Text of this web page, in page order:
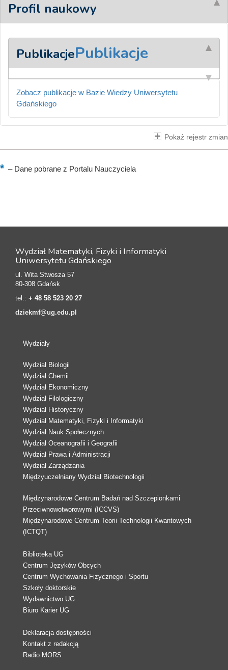
Profil naukowy
PublikacjePublikacje
Zobacz publikacje w Bazie Wiedzy Uniwersytetu
Gdańskiego
Pokaż rejestr zmian
–Dane pobrane z Portalu Nauczyciela
Wydział Matematyki, Fizyki i Informatyki
Uniwersytetu Gdańskiego
ul. Wita Stwosza 57
80-308 Gdańsk
tel.: + 48 58 523 20 27
dziekmf@ug.edu.pl
Wydziały
Wydział Biologii
Wydział Chemii
Wydział Ekonomiczny
Wydział Filologiczny
Wydział Historyczny
Wydział Matematyki, Fizyki i Informatyki
Wydział Nauk Społecznych
Wydział Oceanografii i Geografii
Wydział Prawa i Administracji
Wydział Zarządzania
Międzyuczelniany Wydział Biotechnologii
Międzynarodowe Centrum Badań nad Szczepionkami
Przeciwnowotworowymi (ICCVS)
Międzynarodowe Centrum Teorii Technologii Kwantowych
(ICTQT)
Biblioteka UG
Centrum Języków Obcych
Centrum Wychowania Fizycznego i Sportu
Szkoły doktorskie
Wydawnictwo UG
Biuro Karier UG
Deklaracja dostępności
Kontakt z redakcją
Radio MORS